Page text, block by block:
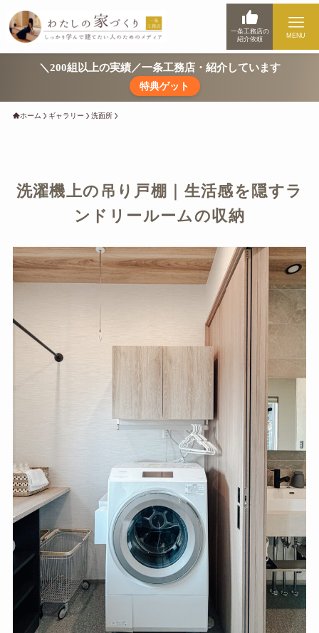
一条工務店の
紹介依頼
MENU
＼200組以上の実績／一条工務店・紹介しています
特典ゲット
ホーム ギャラリー 洗面所
洗濯機上の吊り戸棚｜生活感を隠すラ
ンドリールームの収納